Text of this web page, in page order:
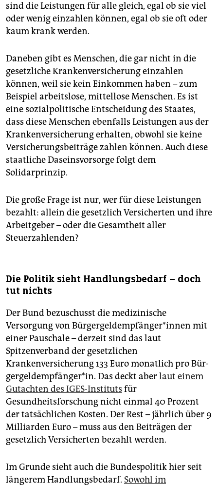
sind die Leistungen für alle gleich, egal ob sie viel
oder wenig einzahlen können, egal ob sie oft oder
kaum krank werden.
Daneben gibt es Menschen, die gar nicht in die
gesetzliche Krankenversicherung einzahlen
können, weil sie kein Einkommen haben – zum
Beispiel arbeitslose, mittellose Menschen. Es ist
eine sozialpolitische Entscheidung des Staates,
dass diese Menschen ebenfalls Leistungen aus der
Krankenversicherung erhalten, obwohl sie keine
Versicherungsbeiträge zahlen können. Auch diese
staatliche Daseinsvorsorge folgt dem
Solidarprinzip.
Die große Frage ist nur, wer für diese Leistungen
bezahlt: allein die gesetzlich Versicherten und ihre
Arbeitgeber – oder die Gesamtheit aller
Steuerzahlenden?
Die Politik sieht Handlungsbedarf – doch
tut nichts
Der Bund bezuschusst die medizinische
Versorgung von Bür­ger­geld­emp­fän­ge­r*in­nen­ mit
einer Pauschale – derzeit sind das laut
Spitzenverband der gesetzlichen
Krankenversicherung 133 Euro monatlich pro Bür­
ger­gel­demp­fän­ge­r*in. Das deckt aberlaut einem
Gutachten des IGES-Instituts für
Gesundheitsforschung nicht einmal 40 Prozent
der tatsächlichen Kosten. Der Rest – jährlich über 9
Milliarden Euro – muss aus den Beiträgen der
gesetzlich Versicherten bezahlt werden.
Im Grunde sieht auch die Bundespolitik hier seit
längerem Handlungsbedarf. Sowohl im